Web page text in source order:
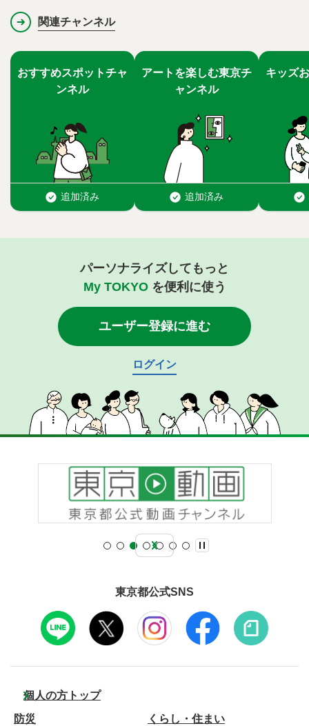
関連チャンネル
パーソナライズしてもっと
My TOKYOを便利に使う
ユーザー登録に進む
ログイン
東京都公式SNS
個人の方トップ
防災
くらし・住まい